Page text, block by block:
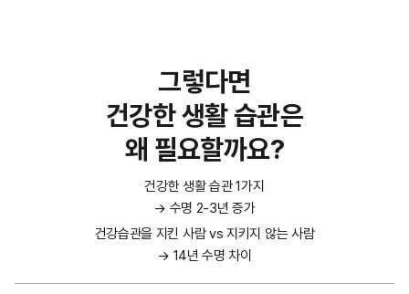
그렇다면
건강한 생활 습관은
왜 필요할까요?
건강한 생활 습관 1가지
→ 수명 2-3년 증가
건강습관을 지킨 사람 vs 지키지 않는 사람
→ 14년 수명 차이